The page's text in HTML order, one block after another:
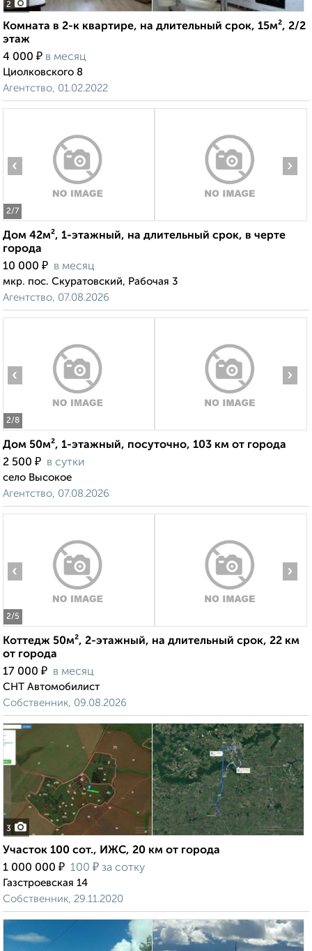
2
Комната в 2-к квартире, на длительный срок, 15м², 2/2
этаж
4 000 ₽ в месяц
Циолковского 8
Агентство, 01.02.2022
2/7
‹ ›
Дом 42м², 1-этажный, на длительный срок, в черте
города
10 000 ₽ в месяц
мкр. пос. Скуратовский, Рабочая 3
Агентство, 07.08.2026
2/8
‹ ›
Дом 50м², 1-этажный, посуточно, 103 км от города
2 500 ₽ в сутки
село Высокое
Агентство, 07.08.2026
2/5
‹ ›
Коттедж 50м², 2-этажный, на длительный срок, 22 км
от города
17 000 ₽ в месяц
СНТ Автомобилист
Собственник, 09.08.2026
3
Участок 100 сот., ИЖС, 20 км от города
1 000 000 ₽ 100 ₽ за сотку
Газстроевская 14
Собственник, 29.11.2020